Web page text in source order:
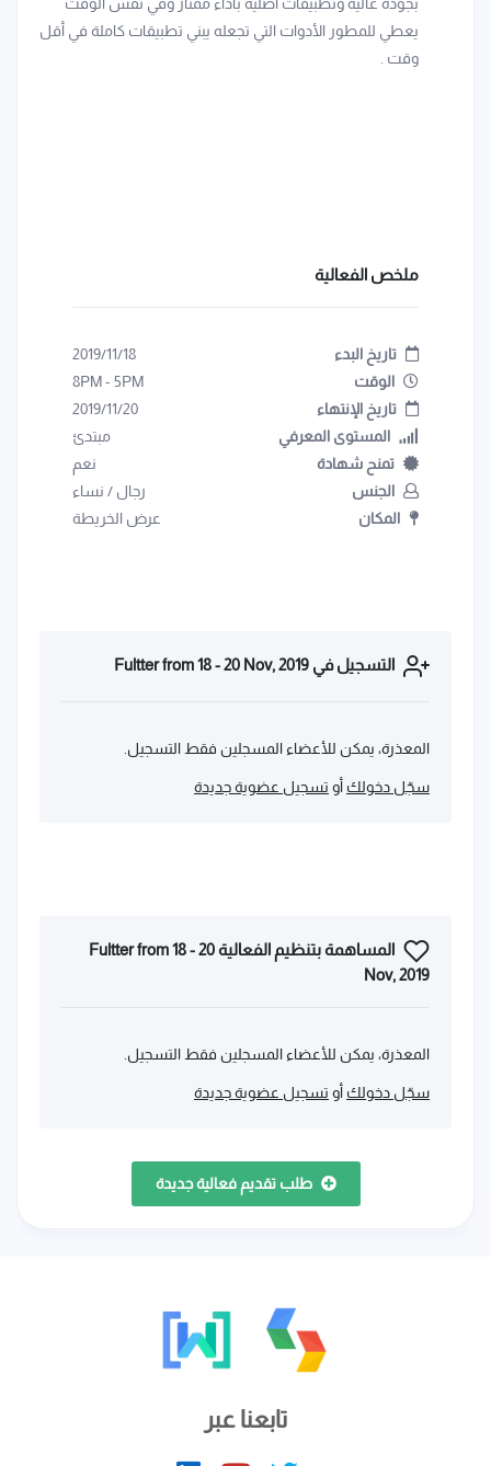
يعطي للمطور الأدوات التي تجعله يبني تطبيقات كاملة في أقل
وقت .
ملخص الفعالية
تاريخ البدء
2019/11/18
الوقت
5PM
-
8PM
تاريخ الإنتهاء
2019/11/20
المستوى المعرفي
مبتدئ
تمنح شهادة
نعم
الجنس
رجال / نساء
المكان
عرض الخريطة
التسجيل في Fultter from 18 - 20 Nov, 2019
المعذرة، يمكن للأعضاء المسجلين فقط التسجيل.
سجّل دخولك أو تسجيل عضوية جديدة
المساهمة بتنظيم الفعالية Fultter from 18 - 20
Nov, 2019
المعذرة، يمكن للأعضاء المسجلين فقط التسجيل.
سجّل دخولك أو تسجيل عضوية جديدة
طلب تقديم فعالية جديدة
تابعنا عبر